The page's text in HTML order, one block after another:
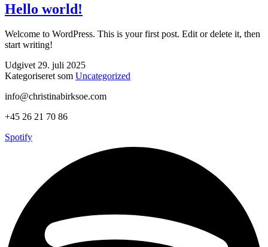
Hello world!
Welcome to WordPress. This is your first post. Edit or delete it, then
start writing!
Udgivet29. juli 2025
Kategoriseret som Uncategorized
info@christinabirksoe.com
+45 26 21 70 86
Spotify